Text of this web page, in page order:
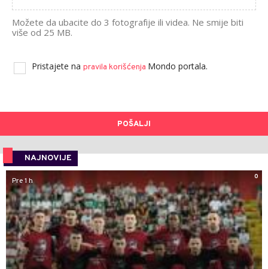
Možete da ubacite do 3 fotografije ili videa. Ne smije biti
više od 25 MB.
Pristajete na pravila korišćenja Mondo portala.
POŠALJI
NAJNOVIJE
0
Pre 1 h